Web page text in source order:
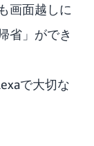
画面越しに
省」ができ
で大切な